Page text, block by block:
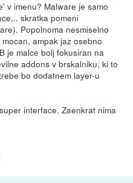
v imenu? Malware je samo
skratka pomeni
Popolnoma nesmiselno
ampak jaz osebno
je malce bolj fokusiran na
addons v brskalniku, ki to
bo dodatnem layer-u
interface. Zaenkrat nima